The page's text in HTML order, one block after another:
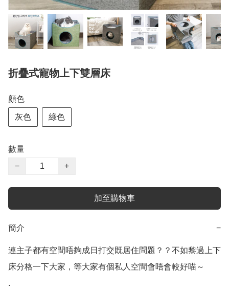
折疊式寵物上下雙層床
顏色
灰色 綠色
數量
−
+
加至購物車
簡介 −
連主子都有空間唔夠成日打交既居住問題？？不如黎過上下
床分格一下大家，等大家有個私人空間會唔會較好喵～
.